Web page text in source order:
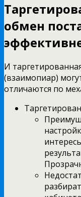
обмен
И
(взаимопиар)
отличаются по